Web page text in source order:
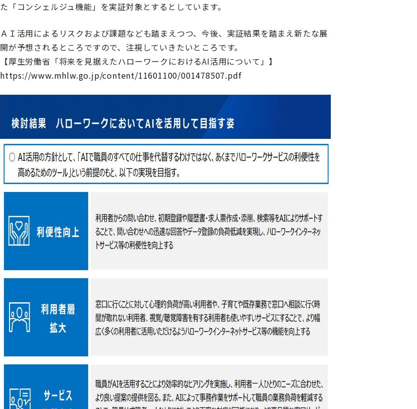
た「コンシェルジュ機能」を実証対象とするとしています。
ＡＩ活用によるリスクおよび課題なども踏まえつつ、今後、実証結果を踏まえ新たな展
開が予想されるところですので、注視していきたいところです。
【厚生労働省「将来を見据えたハローワークにおけるAI活用について」】
https://www.mhlw.go.jp/content/11601100/001478507.pdf